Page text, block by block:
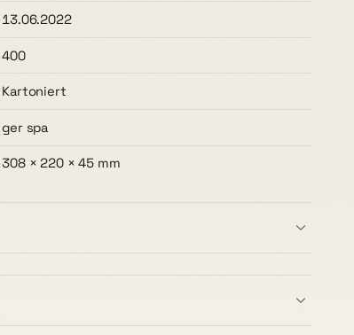
13.06.2022
400
Kartoniert
ger spa
308 × 220 × 45 mm